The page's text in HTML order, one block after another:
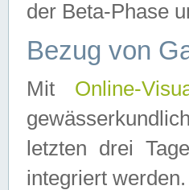
der Beta-Phase
Bezug von
Mit Online-
letzten drei
integriert